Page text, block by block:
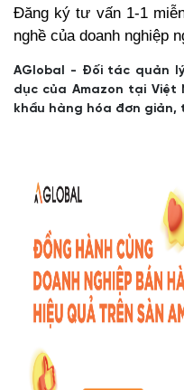
Đăng ký tư vấn 1-1
nghề của doanh nghiệp
AGlobal - Đối tác quản
dục của Amazon tại Việt
khẩu hàng hóa đơn giản,